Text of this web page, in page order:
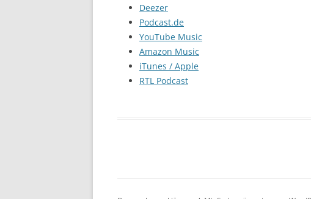
Deezer
Podcast.de
YouTube Music
Amazon Music
iTunes / Apple
RTL Podcast